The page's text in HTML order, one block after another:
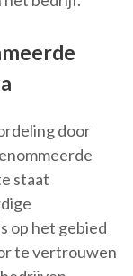
door
staat
op het gebied
te vertrouwen